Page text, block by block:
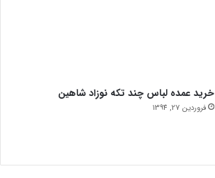
خرید عمده لباس چند تکه نوزاد شاهین
فروردین 27, 1394